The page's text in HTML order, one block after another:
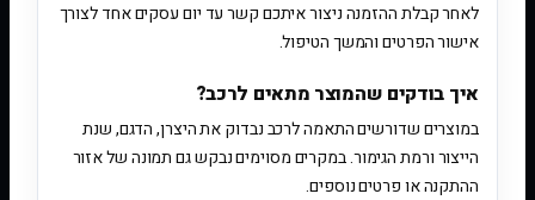
לאחר קבלת ההזמנה ניצור איתכם קשר עד יום עסקים אחד לצורך
אישור הפרטים והמשך הטיפול.
איך בודקים שהמוצר מתאים לרכב?
במוצרים שדורשים התאמה לרכב נבדוק את היצרן, הדגם, שנת
הייצור ורמת הגימור. במקרים מסוימים נבקש גם תמונה של אזור
ההתקנה או פרטים נוספים.